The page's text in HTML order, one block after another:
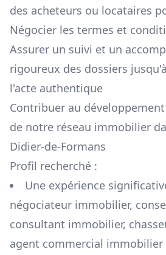
des acheteurs ou locataires
Négocier les termes et
Assurer un suivi et un
rigoureux des dossiers
l'acte authentique
Contribuer au
de notre réseau immobilier
Didier-de-Formans
Profil recherché :
Une expérience
négociateur immobilier,
consultant immobilier,
agent commercial immobilier